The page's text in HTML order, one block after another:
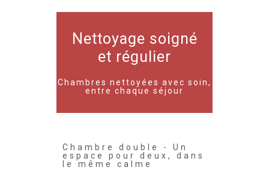
Chambre double - Un
espace pour deux, dans
le même calme
Nettoyage soigné
et régulier
Chambres nettoyées avec soin,
entre chaque séjour